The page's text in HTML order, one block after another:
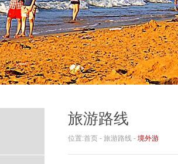
旅游路线
位置:首页 - 旅游路线 - 境外游